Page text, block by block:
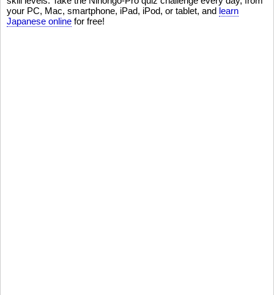
your PC, Mac, smartphone, iPad, iPod, or tablet, and learn
Japanese online for free!